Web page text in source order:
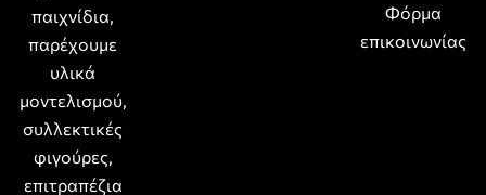
παιχνίδια,
παρέχουμε
υλικά
μοντελισμού,
συλλεκτικές
φιγούρες,
επιτραπέζια
Φόρμα
επικοινωνίας